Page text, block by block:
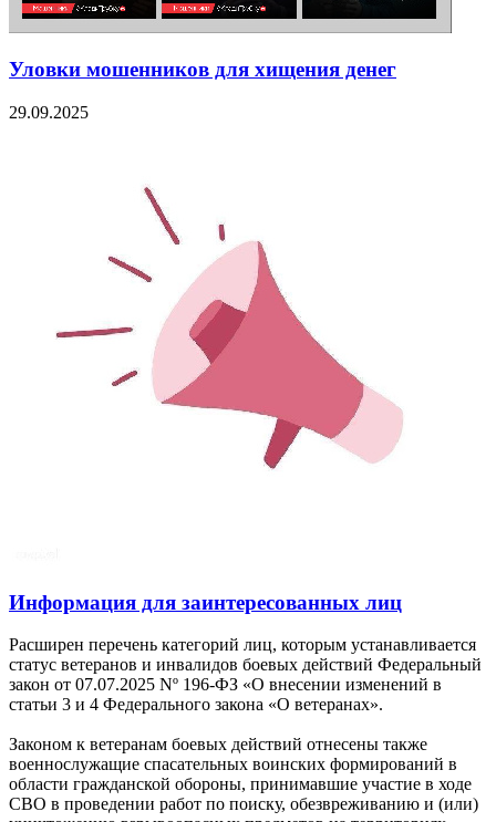
Уловки мошенников для хищения денег
29.09.2025
Информация для заинтересованных лиц
Расширен перечень категорий лиц, которым устанавливается
статус ветеранов и инвалидов боевых действий Федеральный
закон от 07.07.2025 Nº 196-ФЗ «О внесении изменений в
статьи 3 и 4 Федерального закона «О ветеранах».
Законом к ветеранам боевых действий отнесены также
военнослужащие спасательных воинских формирований в
области гражданской обороны, принимавшие участие в ходе
СВО в проведении работ по поиску, обезвреживанию и (или)